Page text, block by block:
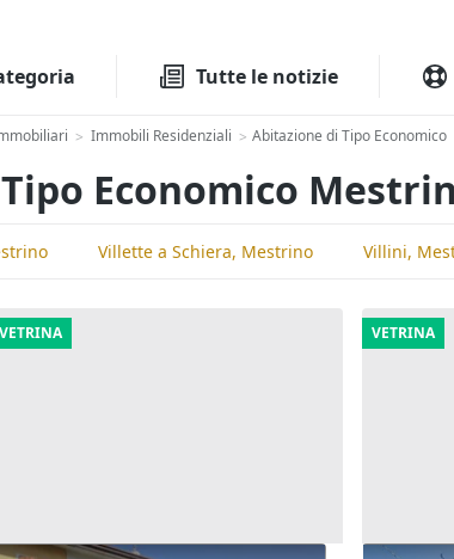
Tutte le notizie
> Immobili Residenziali > Abitazione di Tipo Economico
Economico
Villette a Schiera, Mestrino Villini,
VETRINA VETRINA